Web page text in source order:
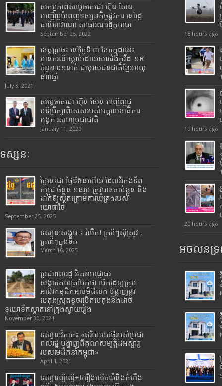
សកម្មភាពសម្តេចតេជោ ហ៊ុន សែន
អញ្ជើញបំពេញទស្សនកិច្ចផ្លូវការ នៅរដ្ឋ
ធានីហាវ៉ាណា សាធារណរដ្ឋគុយបា
September 25, 2022
ខេត្តក្រចេះ នៅថ្ងៃទី ៣ ខែកក្កដានេះ
មានករណីស្លាប់ដោយសារជំងឺកូវីដ-១៩
ចំនួន ០១នាក់ ជាបុរសជនជាតិខ្មែរអាយុ
៨៣ឆ្នាំ
July 3, 2021
សម្តេចតេជោ ហ៊ុន សែន អញ្ជើញជួ
បទីប្រឹក្សាពិសេសរបស់អគ្គលេខាធិការ
អង្គការសហប្រជាជាតិ
January 11, 2020
ទស្សនៈ
ថ្ងៃនេះជា ថ្ងៃទី៥៨ហើយ ដែលវីរកងទ័ព
កម្ពុជាចំនួន ១៨រូប ត្រូវបានចាប់ខ្លួន និង
ដាក់ឱ្យស្ថិតក្រោមការឃុំគ្រងរបស់
យោធាថៃ
September 25, 2025
ទស្សនៈសង្គម ៖ រំលឹក! ក្របីៗស៊ីស្រូវ ,
ក្រពើៗក្នុងទឹក
March 16, 2025
ប្រជាពលរដ្ឋ រិះគន់អាជ្ញាធរ
សង្កាត់គយត្របែកថា បើកដៃឲ្យក្រុម
អាជីវកម្មដឹកអាចម៍ដីលក់ បំផ្លាញផ្លូវ
បេតុងស្រុតខូចរបើកបេតុងនិងដាច់
ទុយោទឹកស្អាតនៅក្រុងស្វាយរៀង
November 30, 2024
ទស្សនៈវិភាគ៖ «ឥរិយាបថថ្មីរបស់ប្រជា
ពលរដ្ឋ បង្ហាញពីគុណសម្បត្តិដ៏អស្ចារ្យ
របស់មេដឹកនាំកម្ពុជា»
April 1, 2021
ទស្សនល្ងីល្ងើ÷៤រឿងសើចយំនិងកំហឹង
18 hours ago
19 hours ago
20 hours ago
អចលនទ្រ